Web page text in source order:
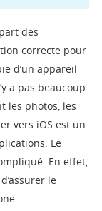
des
correcte pour
d’un appareil
a pas beaucoup
les photos, les
vers iOS est un
Le
En effet,
le